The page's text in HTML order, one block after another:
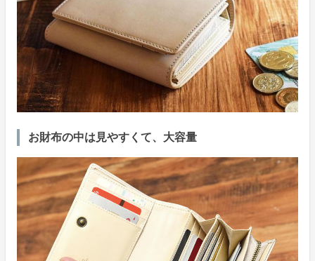
お財布の中は見やすくて、大容量